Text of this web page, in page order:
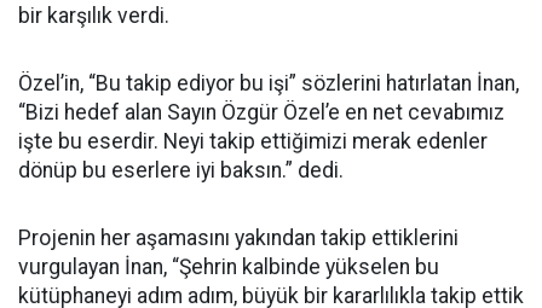
bir karşılık verdi.
Özel’in, “Bu takip ediyor bu işi” sözlerini hatırlatan İnan,
“Bizi hedef alan Sayın Özgür Özel’e en net cevabımız
işte bu eserdir. Neyi takip ettiğimizi merak edenler
dönüp bu eserlere iyi baksın.” dedi.
Projenin her aşamasını yakından takip ettiklerini
vurgulayan İnan, “Şehrin kalbinde yükselen bu
kütüphaneyi adım adım, büyük bir kararlılıkla takip ettik